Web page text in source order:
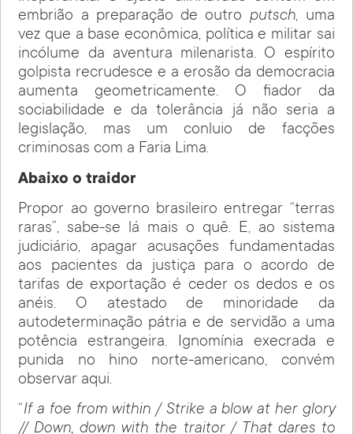
embrião a preparação de outro putsch, uma
vez que a base econômica, política e militar sai
incólume da aventura milenarista. O espírito
golpista recrudesce e a erosão da democracia
aumenta geometricamente. O fiador da
sociabilidade e da tolerância já não seria a
legislação, mas um conluio de facções
criminosas com a Faria Lima.
Abaixo o traidor
Propor ao governo brasileiro entregar “terras
raras”, sabe-se lá mais o quê. E, ao sistema
judiciário, apagar acusações fundamentadas
aos pacientes da justiça para o acordo de
tarifas de exportação é ceder os dedos e os
anéis. O atestado de minoridade da
autodeterminação pátria e de servidão a uma
potência estrangeira. Ignomínia execrada e
punida no hino norte-americano, convém
observar aqui.
“If a foe from within / Strike a blow at her glory
// Down, down with the traitor / That dares to